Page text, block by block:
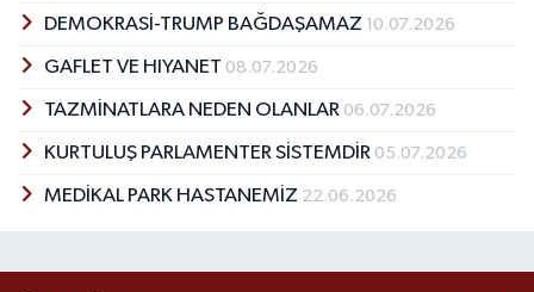
DEMOKRASİ-TRUMP BAĞDAŞAMAZ 10.07.2026
GAFLET VE HIYANET 08.07.2026
TAZMİNATLARA NEDEN OLANLAR 06.07.2026
KURTULUŞ PARLAMENTER SİSTEMDİR 05.07.2026
MEDİKAL PARK HASTANEMİZ 22.06.2026